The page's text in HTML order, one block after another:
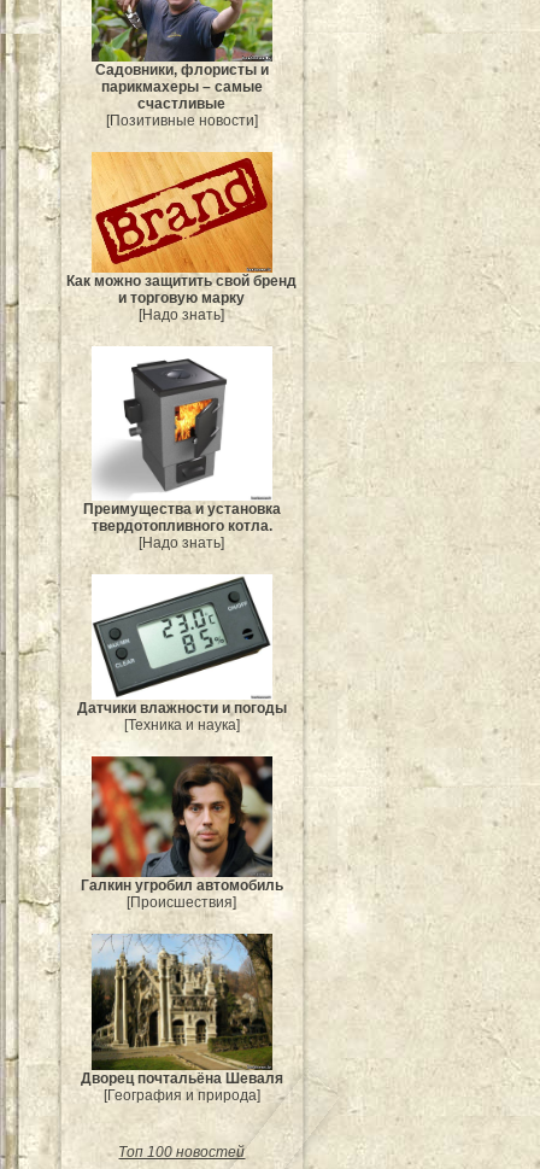
Садовники, флористы и
парикмахеры – самые
счастливые
[Позитивные новости]
Как можно защитить свой бренд
и торговую марку
[Надо знать]
Преимущества и установка
твердотопливного котла.
[Надо знать]
Датчики влажности и погоды
[Техника и наука]
Галкин угробил автомобиль
[Происшествия]
Дворец почтальёна Шеваля
[География и природа]
Топ 100 новостей